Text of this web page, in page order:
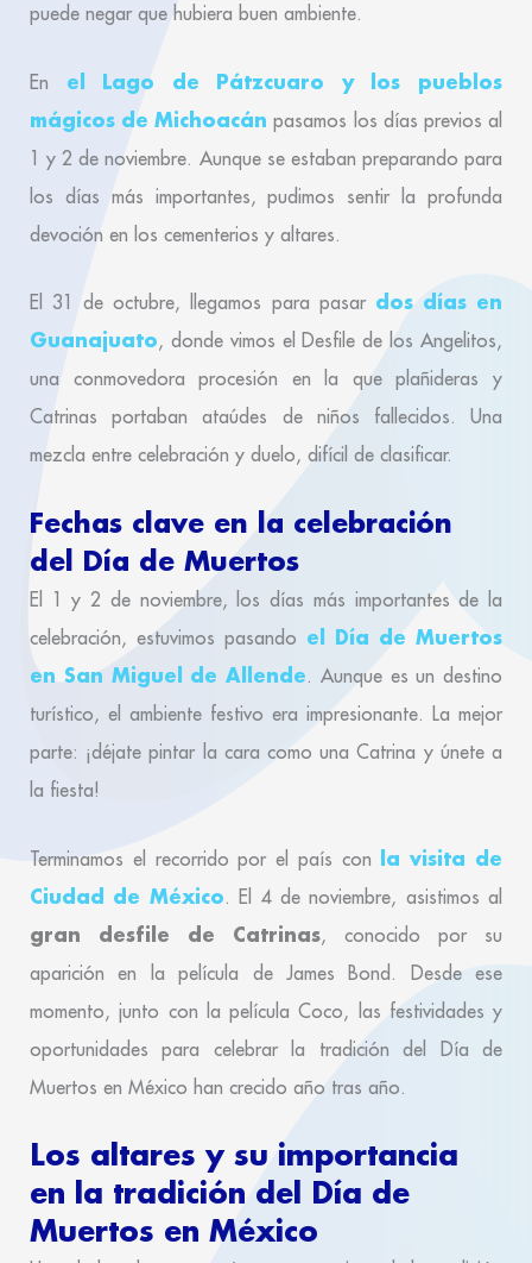
puede negar que hubiera buen ambiente.
En el Lago de Pátzcuaro y los pueblos
mágicos de Michoacán pasamos los días previos al
1 y 2 de noviembre. Aunque se estaban preparando para
los días más importantes, pudimos sentir la profunda
devoción en los cementerios y altares.
El 31 de octubre, llegamos para pasar dos días en
Guanajuato, donde vimos el Desfile de los Angelitos,
una conmovedora procesión en la que plañideras y
Catrinas portaban ataúdes de niños fallecidos. Una
mezcla entre celebración y duelo, difícil de clasificar.
Fechas clave en la celebración
del Día de Muertos
El 1 y 2 de noviembre, los días más importantes de la
celebración, estuvimos pasando el Día de Muertos
en San Miguel de Allende. Aunque es un destino
turístico, el ambiente festivo era impresionante. La mejor
parte: ¡déjate pintar la cara como una Catrina y únete a
la fiesta!
Terminamos el recorrido por el país con la visita de
Ciudad de México. El 4 de noviembre, asistimos al
gran desfile de Catrinas, conocido por su
aparición en la película de James Bond. Desde ese
momento, junto con la película Coco, las festividades y
oportunidades para celebrar la tradición del Día de
Muertos en México han crecido año tras año.
Los altares y su importancia
en la tradición del Día de
Muertos en México